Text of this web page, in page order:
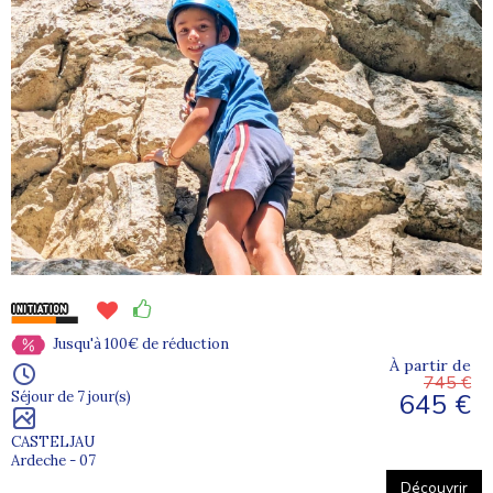
Partir en colonie à la montagne, c’est vivre une
immersion totale en pleine nature. Évoluer avec
d’autres jeunes dans cet environnement rassurant
favorise laconfiance en soi, les échanges et l’entraide.
La vie collective permet aux enfants d’expérimenter la
prise d’initiative, l’autonomie et le respect des règles
communes, tout en se sentant encadrés et en sécurité.
Des activités sportives variées en montagne
Lescolonies de vacances montagne
de découvrir ou de pratiquer de nombreux sports : ski,
randonnées, escalade, activités nature ou encore
expériences originales comme les chiens de traîneau.
Ces activités permettent aux enfants et adolescents de
développer leurs compétences physiques
dépasser et de renforcer leur autonomie, dans un cadre
Jusqu'à 100€ de réduction
Séjour de 7 jour(s)
CASTELJAU
Ardeche - 07
À partir de
745 €
645 €
Découvrir